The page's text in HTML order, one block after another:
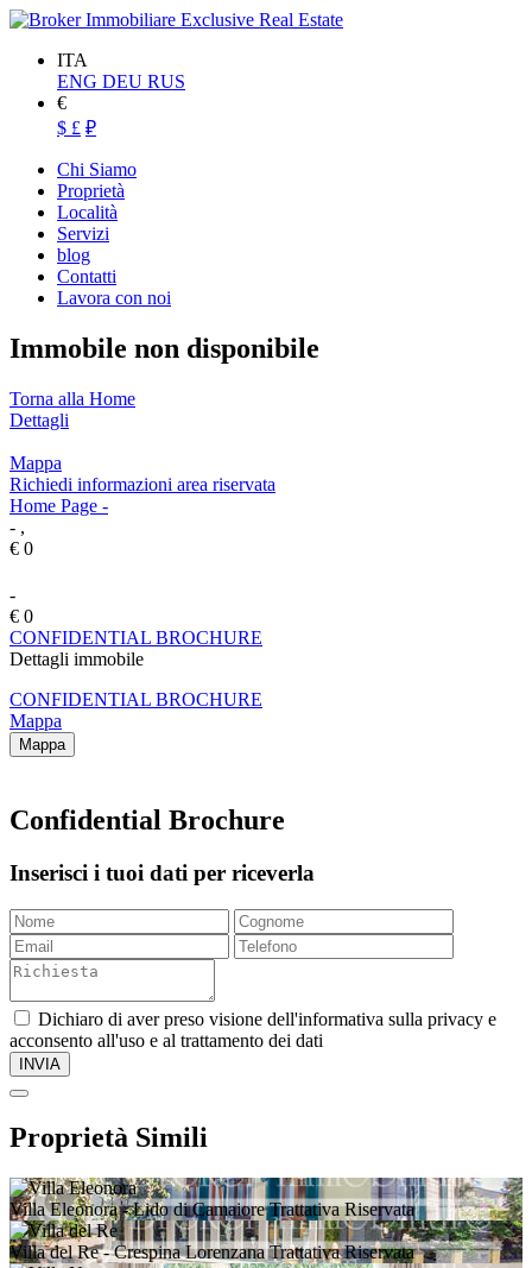
ITA
ENG DEU RUS
€
$ £ ₽
Chi Siamo
Proprietà
Località
Servizi
blog
Contatti
Lavora con noi
Immobile non disponibile
Torna alla Home
Dettagli
Mappa
Richiedi informazioni area riservata
Home Page -
- ,
€ 0
-
€ 0
CONFIDENTIAL BROCHURE
Dettagli immobile
CONFIDENTIAL BROCHURE
Mappa
Mappa
Confidential Brochure
Inserisci i tuoi dati per riceverla
Dichiaro di aver preso visione dell'informativa sulla privacy e
acconsento all'uso e al trattamento dei dati
Proprietà Simili
Villa Eleonora- Lido di Camaiore Trattativa Riservata
Villa del Re- Crespina Lorenzana Trattativa Riservata